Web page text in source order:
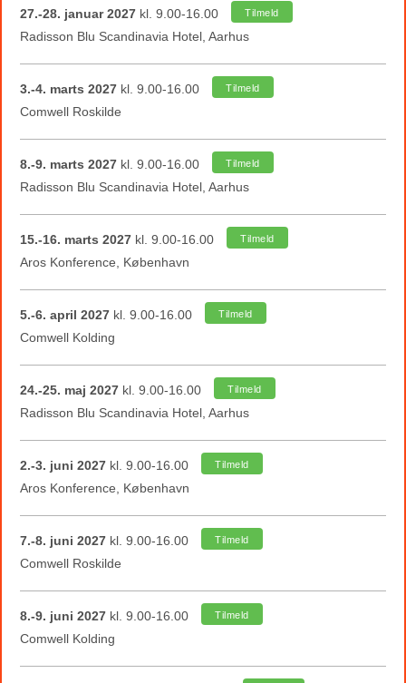
27.-28. januar 2027 kl. 9.00-16.00 Tilmeld
Radisson Blu Scandinavia Hotel, Aarhus
3.-4. marts 2027 kl. 9.00-16.00 Tilmeld
Comwell Roskilde
8.-9. marts 2027 kl. 9.00-16.00 Tilmeld
Radisson Blu Scandinavia Hotel, Aarhus
15.-16. marts 2027 kl. 9.00-16.00 Tilmeld
Aros Konference, København
5.-6. april 2027 kl. 9.00-16.00 Tilmeld
Comwell Kolding
24.-25. maj 2027 kl. 9.00-16.00 Tilmeld
Radisson Blu Scandinavia Hotel, Aarhus
2.-3. juni 2027 kl. 9.00-16.00 Tilmeld
Aros Konference, København
7.-8. juni 2027 kl. 9.00-16.00 Tilmeld
Comwell Roskilde
8.-9. juni 2027 kl. 9.00-16.00 Tilmeld
Comwell Kolding